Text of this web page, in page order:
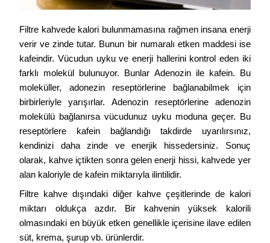
Filtre kahvede kalori bulunmamasına rağmen insana enerji
verir ve zinde tutar. Bunun bir numaralı etken maddesi ise
kafeindir. Vücudun uyku ve enerji hallerini kontrol eden iki
farklı molekül bulunuyor. Bunlar Adenozin ile kafein. Bu
moleküller, adonezin reseptörlerine bağlanabilmek için
birbirleriyle yarışırlar. Adenozin reseptörlerine adenozin
molekülü bağlanırsa vücudunuz uyku moduna geçer. Bu
reseptörlere kafein bağlandığı takdirde uyarılırsınız,
kendinizi daha zinde ve enerjik hissedersiniz. Sonuç
olarak, kahve içtikten sonra gelen enerji hissi, kahvede yer
alan kaloriyle de kafein miktarıyla ilintilidir.
Filtre kahve dışındaki diğer kahve çeşitlerinde de kalori
miktarı oldukça azdır. Bir kahvenin yüksek kalorili
olmasındaki en büyük etken genellikle içerisine ilave edilen
süt, krema, şurup vb. ürünlerdir.